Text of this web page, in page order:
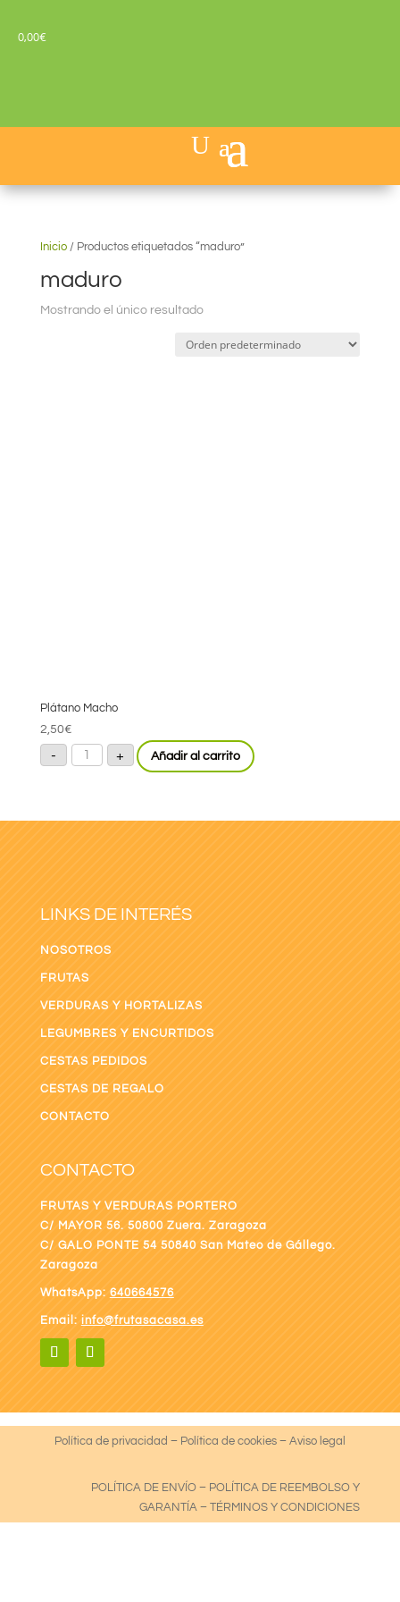
0,00€
Inicio/ Productos etiquetados “maduro”
maduro
Mostrando el único resultado
Plátano Macho
2,50€
-
Plátano
Macho
+ Añadir al carrito
LINKS DE INTERÉS
NOSOTROS
FRUTAS
VERDURAS Y HORTALIZAS
LEGUMBRES Y ENCURTIDOS
CESTAS PEDIDOS
CESTAS DE REGALO
CONTACTO
CONTACTO
FRUTAS Y VERDURAS PORTERO
C/ MAYOR 56. 50800 Zuera. Zaragoza
C/ GALO PONTE 54 50840 San Mateo de Gállego.
Zaragoza
WhatsApp: 640664576
Email: info@frutasacasa.es
Política de privacidad – Política de cookies– Aviso legal
POLÍTICA DE ENVÍO – POLÍTICA DE REEMBOLSO Y
GARANTÍA –TÉRMINOS Y CONDICIONES